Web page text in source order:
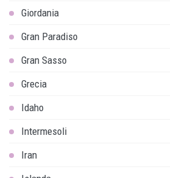
Giordania
Gran Paradiso
Gran Sasso
Grecia
Idaho
Intermesoli
Iran